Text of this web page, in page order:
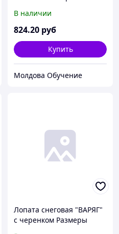
мм Длина в сборе 1500
мм - алюминиевая
защитная планка -
стальной черенок
эргономичной
В наличии
824.20 руб
Купить
Молдова Обучение
Лопата снеговая "ВАРЯГ"
с черенком Размеры